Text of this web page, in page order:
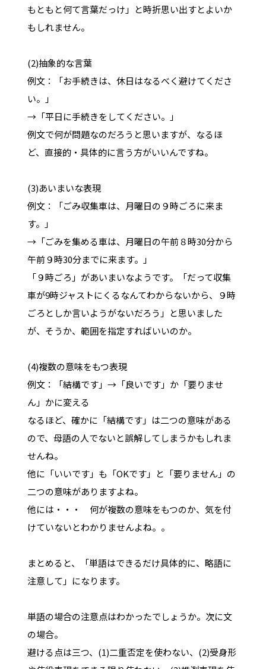
もともと何て言葉だっけ」と時折思い出すとよいか
もしれません。
(2)抽象的な言葉
例文：「お手続きは、休日はなるべく避けてくださ
い。」
→「平日に手続きをしてください。」
例文で何が問題なのだろうと思いますが、なるほ
ど、直接的・具体的に言う方がいいんですね。
(3)あいまいな表現
例文：「ごみ収集車は、月曜日の９時ごろに来ま
す。」
→「ごみを集める車は、月曜日の午前８時30分から
午前９時30分までに来ます。」
「９時ごろ」があいまいなようです。「だって収集
車が9時ジャストにくるなんてわからないから、９時
ごろとしか言いようがないだろう」と思いました
が、そうか、範囲を指定すればいいのか。
(4)複数の意味をもつ表現
例文：「結構です」→「良いです」か「要りませ
ん」かに変える
なるほど、確かに「結構です」は二つの意味がある
ので、母語の人でないと誤解してしまうかもしれま
せんね。
他に「いいです」も「OKです」と「要りません」の
二つの意味がありますよね。
他には・・・ 何が複数の意味をもつのか、気を付
けていないとわかりませんよね。。
まとめると、「単語はできるだけ具体的に、略語に
注意して」になります。
単語の場合の注意点はわかったでしょうか。次に文
の場合。
避ける点は三つ、(1)二重否定を使わない、(2)受身形